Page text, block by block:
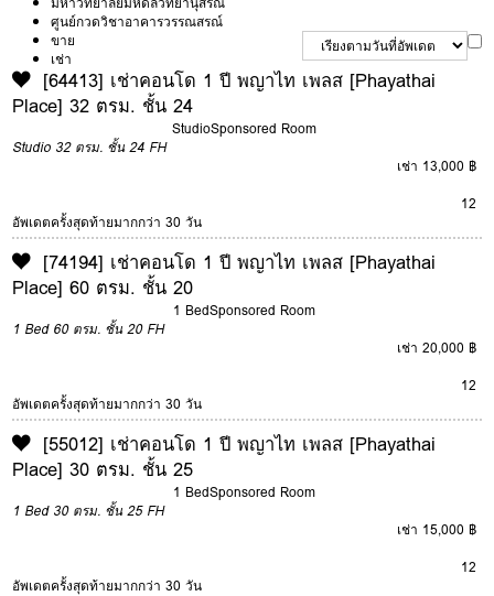
ศูนย์กวดวิชาอาคารวรรณสรณ์
ขาย
เช่า
[64413] เช่าคอนโด 1 ปี พญาไท เพลส [Phayathai
Place] 32 ตรม. ชั้น 24
StudioSponsored Room
Studio 32 ตรม. ชั้น 24 FH
เช่า 13,000 ฿
12
อัพเดตครั้งสุดท้ายมากกว่า 30 วัน
[74194] เช่าคอนโด 1 ปี พญาไท เพลส [Phayathai
Place] 60 ตรม. ชั้น 20
1 BedSponsored Room
1 Bed 60 ตรม. ชั้น 20 FH
เช่า 20,000 ฿
12
อัพเดตครั้งสุดท้ายมากกว่า 30 วัน
[55012] เช่าคอนโด 1 ปี พญาไท เพลส [Phayathai
Place] 30 ตรม. ชั้น 25
1 BedSponsored Room
1 Bed 30 ตรม. ชั้น 25 FH
เช่า 15,000 ฿
12
อัพเดตครั้งสุดท้ายมากกว่า 30 วัน